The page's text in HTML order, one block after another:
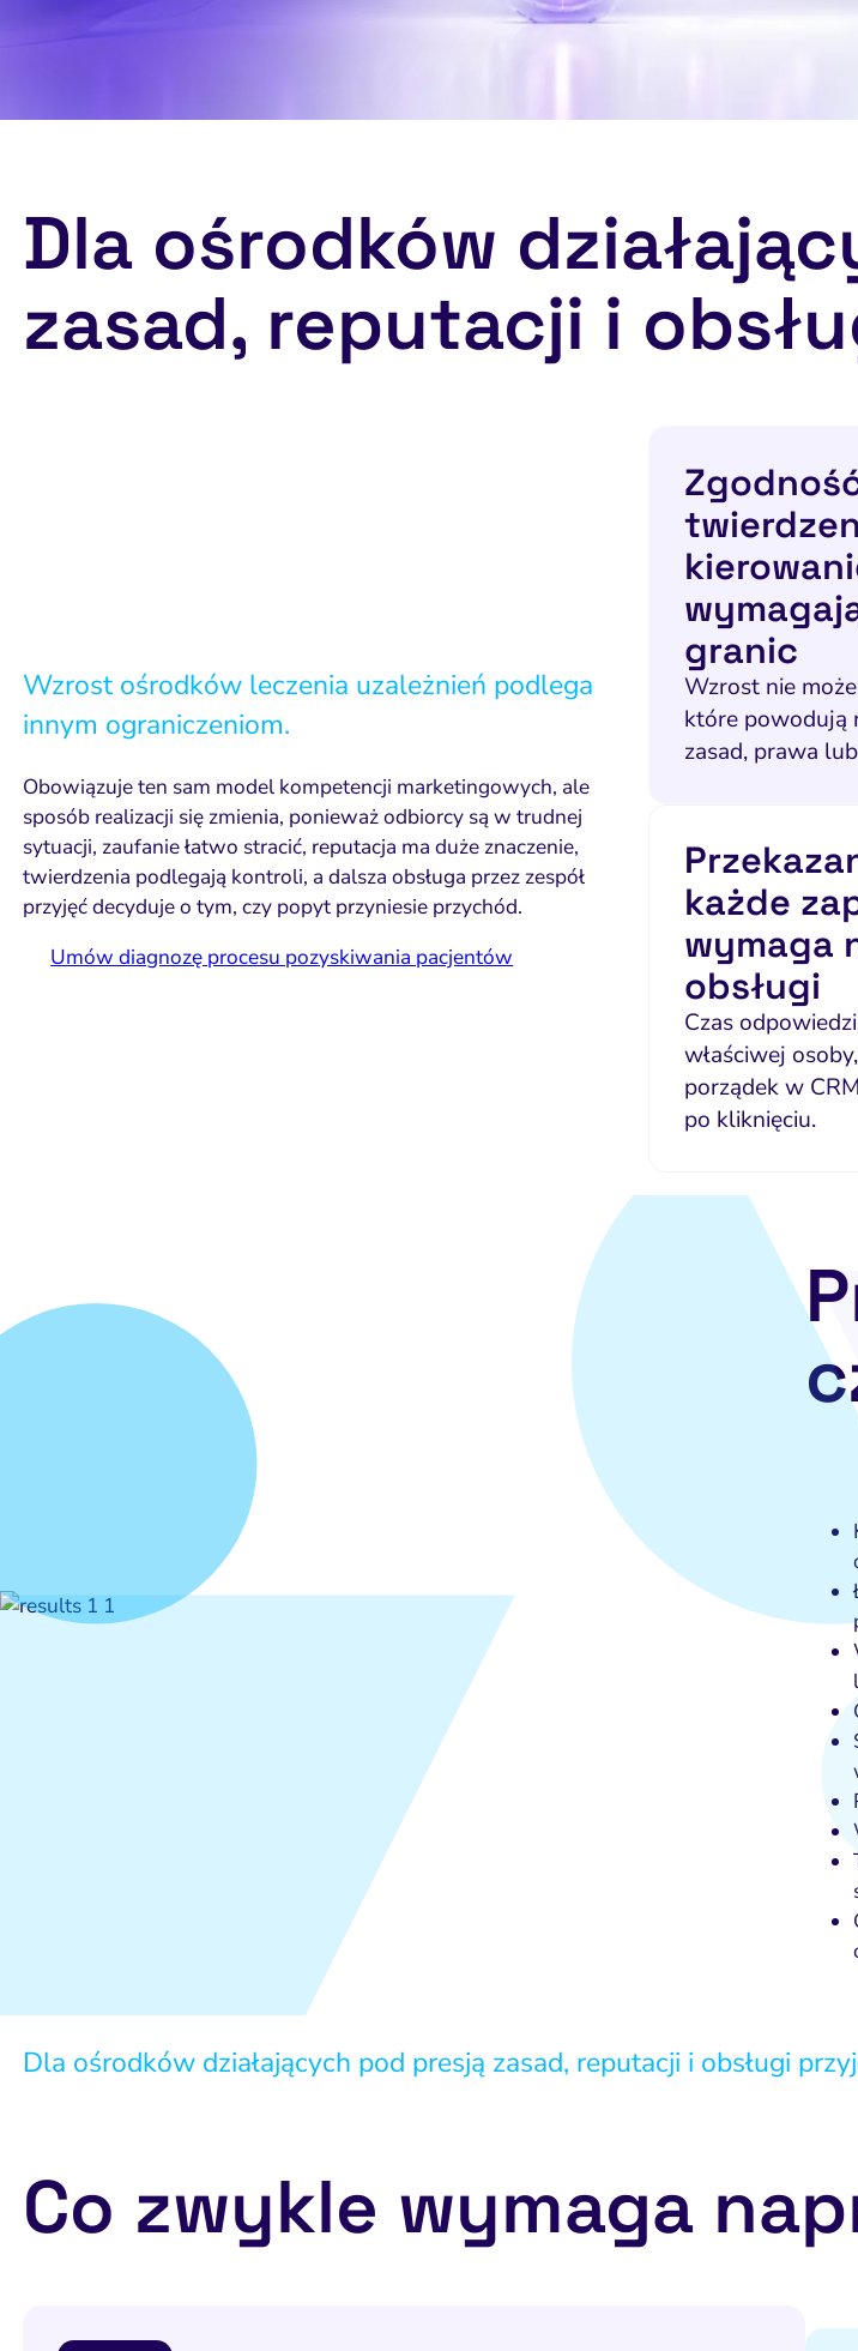
Dla ośrodków
zasad, reputacji i
Wzrost ośrodków leczenia uzależnień podlega
innym ograniczeniom.
Obowiązuje ten sam model kompetencji marketingowych, ale
sposób realizacji się zmienia, ponieważ odbiorcy są w trudnej
sytuacji, zaufanie łatwo stracić, reputacja ma duże znaczenie,
twierdzenia podlegają kontroli, a dalsza obsługa przez zespół
przyjęć decyduje o tym, czy popyt przyniesie przychód.
Umów diagnozę procesu pozyskiwania pacjentów
granic
Wzrost nie
które powodują
zasad, prawa
każde
wymaga
obsługi
Czas
właściwej
porządek w
po kliknięciu.
Dla ośrodków działających pod presją zasad, reputacji i obsługi
Co zwykle wymaga